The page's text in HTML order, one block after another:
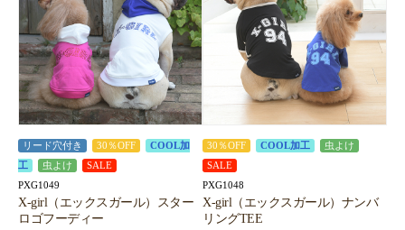
リード穴付き 30％OFF
COOL加
工
虫よけ SALE
PXG1049
X-girl（エックスガール）スター
ロゴフーディー
30％OFF COOL加工
虫よけ
SALE
PXG1048
X-girl（エックスガール）ナンバ
リングTEE